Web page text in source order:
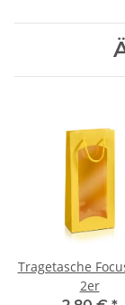
Tragetasche
2er